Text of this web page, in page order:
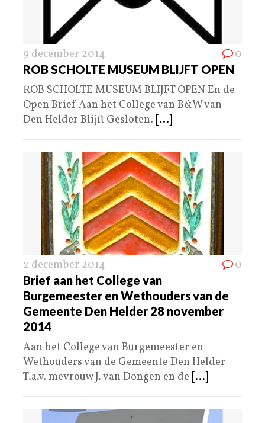
9 december 2014 0
ROB SCHOLTE MUSEUM BLIJFT OPEN
ROB SCHOLTE MUSEUM BLIJFT OPEN En de
Open Brief Aan het College van B&W van
Den Helder Blijft Gesloten. [...]
2 december 2014 0
Brief aan het College van
Burgemeester en Wethouders van de
Gemeente Den Helder 28 november
2014
Aan het College van Burgemeester en
Wethouders van de Gemeente Den Helder
T.a.v. mevrouw J. van Dongen en de [...]